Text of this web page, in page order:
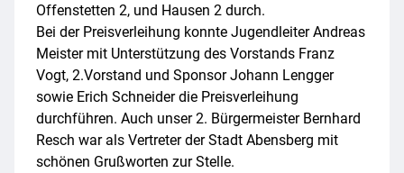
Offenstetten 2, und Hausen 2 durch.
Bei der Preisverleihung konnte Jugendleiter Andreas
Meister mit Unterstützung des Vorstands Franz
Vogt, 2.Vorstand und Sponsor Johann Lengger
sowie Erich Schneider die Preisverleihung
durchführen. Auch unser 2. Bürgermeister Bernhard
Resch war als Vertreter der Stadt Abensberg mit
schönen Grußworten zur Stelle.